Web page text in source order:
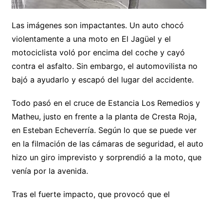
Las imágenes son impactantes. Un auto chocó
violentamente a una moto en El Jagüel y el
motociclista voló por encima del coche y cayó
contra el asfalto. Sin embargo, el automovilista no
bajó a ayudarlo y escapó del lugar del accidente.
Todo pasó en el cruce de Estancia Los Remedios y
Matheu, justo en frente a la planta de Cresta Roja,
en Esteban Echeverría. Según lo que se puede ver
en la filmación de las cámaras de seguridad, el auto
hizo un giro imprevisto y sorprendió a la moto, que
venía por la avenida.
Tras el fuerte impacto, que provocó que el